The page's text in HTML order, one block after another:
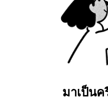
มาเป็นค